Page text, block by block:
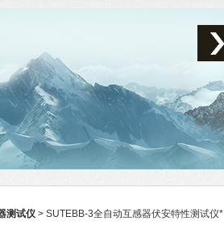
测试仪 > SUTEBB-3全自动互感器伏安特性测试仪*